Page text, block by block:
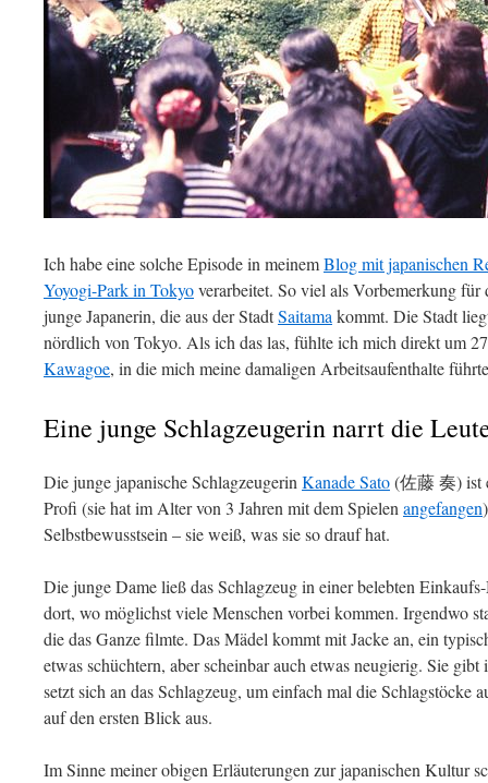
Ich habe eine solche Episode in meinemBlog mit japanischen
Yoyogi-Park in Tokyoverarbeitet. So viel als Vorbemerkung
junge Japanerin, die aus der StadtSaitama kommt. Die Stadt
nördlich von Tokyo. Als ich das las, fühlte ich mich direkt um
Kawagoe, in die mich meine damaligen Arbeitsaufenthalte
Eine junge Schlagzeugerin narrt die
Die junge japanische Schlagzeugerin Kanade Sato(佐藤 奏) ist
Profi (sie hat im Alter von 3 Jahren mit dem Spielen angefangen
Selbstbewusstsein – sie weiß, was sie so drauf hat.
Die junge Dame ließ das Schlagzeug in einer belebten
dort, wo möglichst viele Menschen vorbei kommen. Irgendwo
die das Ganze filmte. Das Mädel kommt mit Jacke an, ein
etwas schüchtern, aber scheinbar auch etwas neugierig. Sie
setzt sich an das Schlagzeug, um einfach mal die Schlagstöcke
auf den ersten Blick aus.
Im Sinne meiner obigen Erläuterungen zur japanischen Kultur